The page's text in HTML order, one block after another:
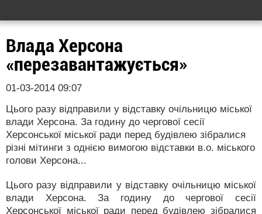
Влада Херсона
«перезавантажується»
01-03-2014 09:07
Цього разу відправили у відставку очільницю міської
влади Херсона. За годину до чергової сесії
Херсонської міської ради перед будівлею зібралися
різні мітинги з однією вимогою відставки в.о. міського
голови Херсона...
Цього разу відправили у відставку очільницю міської
влади Херсона. За годину до чергової сесії
Херсонської міської ради перед будівлею зібралися